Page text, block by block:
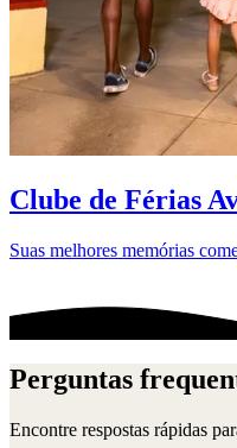
Clube de Férias
Suas melhores memórias
Perguntas
Encontre respostas rápidas